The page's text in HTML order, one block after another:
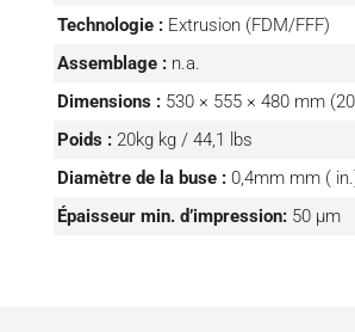
Technologie : Extrusion (FDM/FFF)
Assemblage : n.a.
Dimensions : 530 × 555 × 480 mm
Poids : 20kg kg / 44,1 lbs
Diamètre de la buse : 0,4mm mm (
Épaisseur min. d’impression: 50 µm